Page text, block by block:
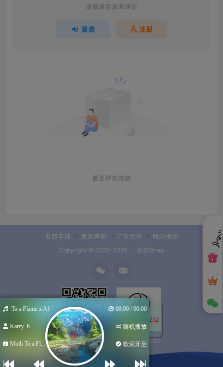
请登录后发表评论
登录 注册
暂无评论内容
友链申请 免责声明 广告合作 网站地图
Copyright © 2022-2026 ・ 流浪Stray
扫码加微信 Q群100949232
To a Flame x After Hours (Sped up) 00:00 / 00:00
Karry_b 随机播放
Moth To a Fl... 歌词开启